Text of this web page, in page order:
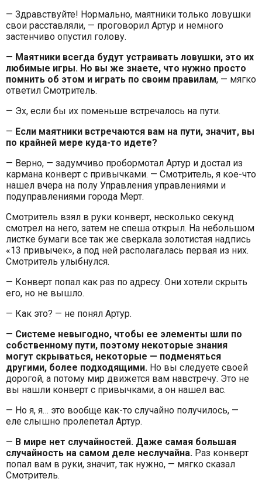
— Здравствуйте! Нормально, маятники только ловушки
свои расставляли, — проговорил Артур и немного
застенчиво опустил голову.
— Маятники всегда будут устраивать ловушки, это их
любимые игры. Но вы же знаете, что нужно просто
помнить об этом и играть по своим правилам, — мягко
ответил Смотритель.
— Эх, если бы их поменьше встречалось на пути.
— Если маятники встречаются вам на пути, значит, вы
по крайней мере куда-то идете?
— Верно, — задумчиво пробормотал Артур и достал из
кармана конверт с привычками. — Смотритель, я кое-что
нашел вчера на полу Управления управлениями и
подуправлениями города Мерт.
Смотритель взял в руки конверт, несколько секунд
смотрел на него, затем не спеша открыл. На небольшом
листке бумаги все так же сверкала золотистая надпись
«13 привычек», а под ней располагалась первая из них.
Смотритель улыбнулся.
— Конверт попал как раз по адресу. Они хотели скрыть
его, но не вышло.
— Как это? — не понял Артур.
— Системе невыгодно, чтобы ее элементы шли по
собственному пути, поэтому некоторые знания
могут скрываться, некоторые — подменяться
другими, более подходящими. Но вы следуете своей
дорогой, а потому мир движется вам навстречу. Это не
вы нашли конверт с привычками, а он нашел вас.
— Но я, я… это вообще как-то случайно получилось, —
еле слышно пролепетал Артур.
— В мире нет случайностей. Даже самая большая
случайность на самом деле неслучайна. Раз конверт
попал вам в руки, значит, так нужно, — мягко сказал
Смотритель.